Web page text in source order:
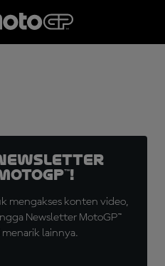
mengakses konten video,
Newsletter MotoGP™
lainnya.